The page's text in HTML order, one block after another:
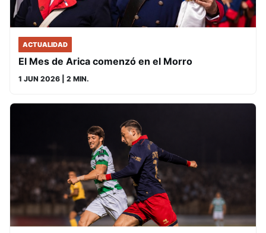
ACTUALIDAD
El Mes de Arica comenzó en el Morro
1 JUN 2026 | 2 MIN.